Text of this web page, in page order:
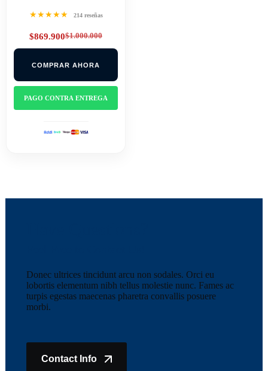
★★★★★ 214 reseñas
$1.000.000
Original
price
$1.000.000.
$869.900Current
price
$869.900.
COMPRAR AHORA
PAGO CONTRA ENTREGA
Donec ultrices tincidunt arcu non sodales. Orci eu
lobortis elementum nibh tellus molestie nunc. Fames ac
turpis egestas maecenas pharetra convallis posuere
morbi.
Contact Info